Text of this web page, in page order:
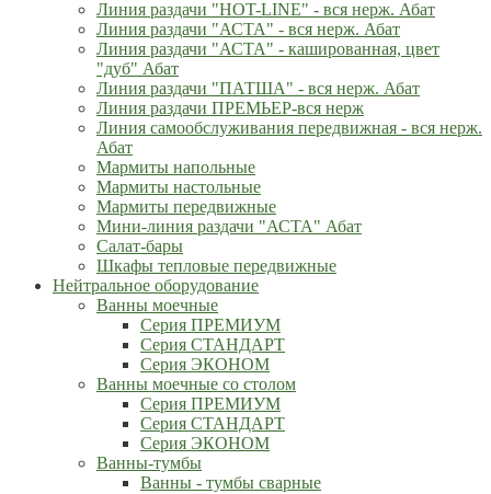
Линия раздачи "HOT-LINE" - вся нерж. Абат
Линия раздачи "АСТА" - вся нерж. Абат
Линия раздачи "АСТА" - кашированная, цвет
"дуб" Абат
Линия раздачи "ПАТША" - вся нерж. Абат
Линия раздачи ПРЕМЬЕР-вся нерж
Линия самообслуживания передвижная - вся нерж.
Абат
Мармиты напольные
Мармиты настольные
Мармиты передвижные
Мини-линия раздачи "АСТА" Абат
Салат-бары
Шкафы тепловые передвижные
Нейтральное оборудование
Ванны моечные
Серия ПРЕМИУМ
Серия СТАНДАРТ
Серия ЭКОНОМ
Ванны моечные со столом
Серия ПРЕМИУМ
Серия СТАНДАРТ
Серия ЭКОНОМ
Ванны-тумбы
Ванны - тумбы сварные